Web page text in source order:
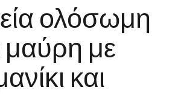
ολόσωμη
με
και